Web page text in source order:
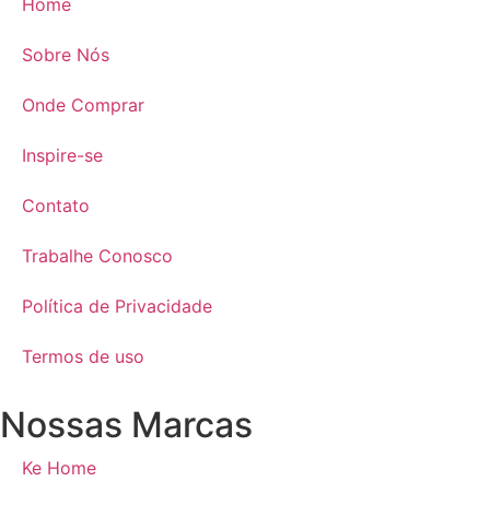
Sobre Nós
Onde Comprar
Inspire-se
Contato
Trabalhe Conosco
Política de Privacidade
Termos de uso
Nossas Marcas
Ke Home